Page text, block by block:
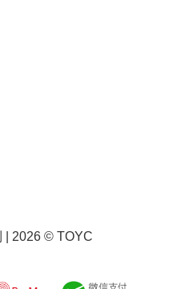
| 2026 © TOYC